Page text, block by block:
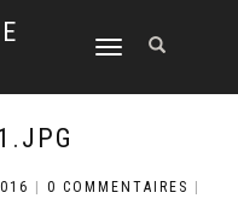
DÉPLIER
NAVIGATION
0 COMMENTAIRES